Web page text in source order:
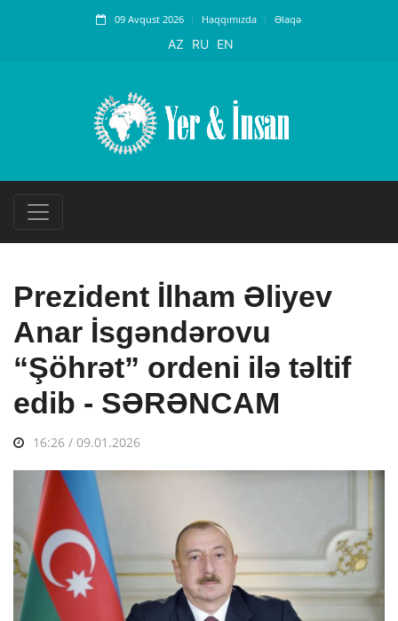
09 Avqust 2026 Haqqımızda Əlaqə
AZ RU EN
Prezident İlham Əliyev
Anar İsgəndərovu
“Şöhrət” ordeni ilə təltif
edib - SƏRƏNCAM
16:26 / 09.01.2026